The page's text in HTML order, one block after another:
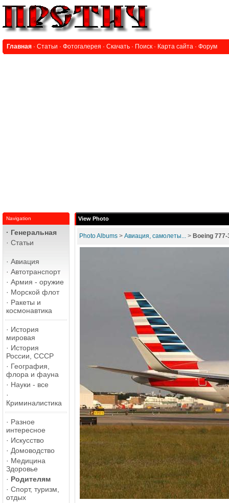
Главная · Статьи · Фотогалерея · Скачать · Поиск · Карта сайта · Форум
Navigation
· Генеральная
· Статьи
· Авиация
· Автотранспорт
· Армия - оружие
· Морской флот
· Ракеты и
космонавтика
· История
мировая
· История
России, СССР
· География,
флора и фауна
· Науки - все
·
Криминалистика
· Разное
интересное
· Искусство
· Домоводство
· Медицина
Здоровье
· Родителям
· Спорт, туризм,
отдых
View Photo
Photo Albums > Авиация, самолеты... > Boeing